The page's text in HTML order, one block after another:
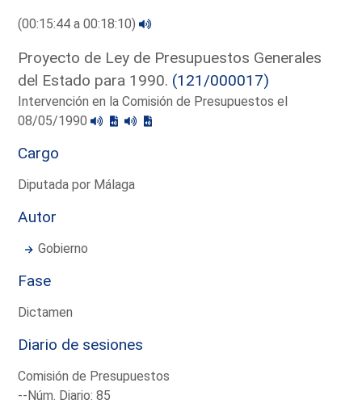
(00:15:44 a 00:18:10)
Proyecto de Ley de Presupuestos Generales
del Estado para 1990. (121/000017)
Intervención en la Comisión de Presupuestos el
08/05/1990
Cargo
Diputada por Málaga
Autor
Gobierno
Fase
Dictamen
Diario de sesiones
Comisión de Presupuestos
--Núm. Diario: 85